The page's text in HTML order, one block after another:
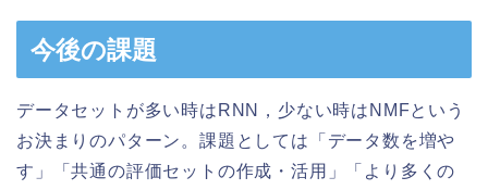
今後の課題
データセットが多い時はRNN，少ない時はNMFという
お決まりのパターン。課題としては「データ数を増や
す」「共通の評価セットの作成・活用」「より多くの